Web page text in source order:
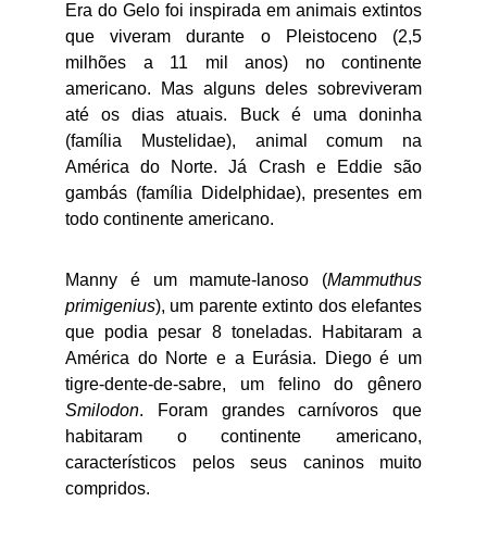
Era do Gelo foi inspirada em animais extintos
que viveram durante o Pleistoceno (2,5
milhões a 11 mil anos) no continente
americano. Mas alguns deles sobreviveram
até os dias atuais. Buck é uma doninha
(família Mustelidae), animal comum na
América do Norte. Já Crash e Eddie são
gambás (família Didelphidae), presentes em
todo continente americano.
Manny é um mamute-lanoso (Mammuthus
primigenius), um parente extinto dos elefantes
que podia pesar 8 toneladas. Habitaram a
América do Norte e a Eurásia. Diego é um
tigre-dente-de-sabre, um felino do gênero
Smilodon. Foram grandes carnívoros que
habitaram o continente americano,
característicos pelos seus caninos muito
compridos.